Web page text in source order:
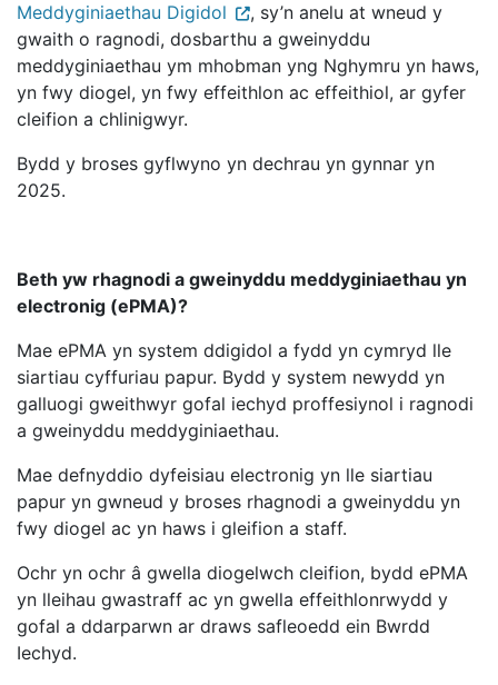
Meddyginiaethau Digidol
, sy’n anelu at wneud y
gwaith o ragnodi, dosbarthu a gweinyddu
meddyginiaethau ym mhobman yng Nghymru yn haws,
yn fwy diogel, yn fwy effeithlon ac effeithiol, ar gyfer
cleifion a chlinigwyr.
Bydd y broses gyflwyno yn dechrau yn gynnar yn
2025.
Beth yw rhagnodi a gweinyddu meddyginiaethau yn
electronig (ePMA)?
Mae ePMA yn system ddigidol a fydd yn cymryd lle
siartiau cyffuriau papur. Bydd y system newydd yn
galluogi gweithwyr gofal iechyd proffesiynol i ragnodi
a gweinyddu meddyginiaethau.
Mae defnyddio dyfeisiau electronig yn lle siartiau
papur yn gwneud y broses rhagnodi a gweinyddu yn
fwy diogel ac yn haws i gleifion a staff.
Ochr yn ochr â gwella diogelwch cleifion, bydd ePMA
yn lleihau gwastraff ac yn gwella effeithlonrwydd y
gofal a ddarparwn ar draws safleoedd ein Bwrdd
Iechyd.